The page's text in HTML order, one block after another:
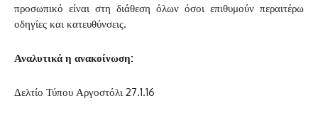
προσωπικό είναι στη διάθεση όλων όσοι επιθυμούν περαιτέρω
οδηγίες και κατευθύνσεις.
Αναλυτικά η ανακοίνωση:
Δελτίο Τύπου Αργοστόλι 27.1.16